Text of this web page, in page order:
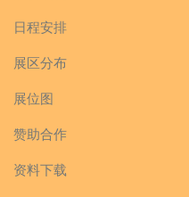
日程安排
展区分布
展位图
赞助合作
资料下载